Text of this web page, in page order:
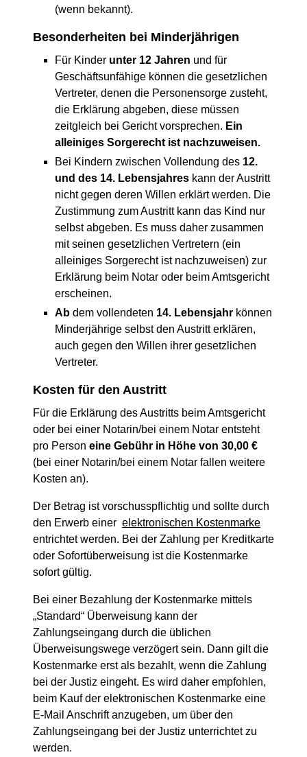
(wenn bekannt).
Besonderheiten bei Minderjährigen
Für Kinder unter 12 Jahren und für
Geschäftsunfähige können die gesetzlichen
Vertreter, denen die Personensorge zusteht,
die Erklärung abgeben, diese müssen
zeitgleich bei Gericht vorsprechen. Ein
alleiniges Sorgerecht ist nachzuweisen.
Bei Kindern zwischen Vollendung des 12.
und des 14. Lebensjahres kann der Austritt
nicht gegen deren Willen erklärt werden. Die
Zustimmung zum Austritt kann das Kind nur
selbst abgeben. Es muss daher zusammen
mit seinen gesetzlichen Vertretern (ein
alleiniges Sorgerecht ist nachzuweisen) zur
Erklärung beim Notar oder beim Amtsgericht
erscheinen.
Ab dem vollendeten 14. Lebensjahr können
Minderjährige selbst den Austritt erklären,
auch gegen den Willen ihrer gesetzlichen
Vertreter.
Kosten für den Austritt
Für die Erklärung des Austritts beim Amtsgericht
oder bei einer Notarin/bei einem Notar entsteht
pro Person eine Gebühr in Höhe von 30,00 €
(bei einer Notarin/bei einem Notar fallen weitere
Kosten an).
Der Betrag ist vorschusspflichtig und sollte durch
den Erwerb einer elektronischen Kostenmarke
entrichtet werden. Bei der Zahlung per Kreditkarte
oder Sofortüberweisung ist die Kostenmarke
sofort gültig.
Bei einer Bezahlung der Kostenmarke mittels
„Standard“ Überweisung kann der
Zahlungseingang durch die üblichen
Überweisungswege verzögert sein. Dann gilt die
Kostenmarke erst als bezahlt, wenn die Zahlung
bei der Justiz eingeht. Es wird daher empfohlen,
beim Kauf der elektronischen Kostenmarke eine
E-Mail Anschrift anzugeben, um über den
Zahlungseingang bei der Justiz unterrichtet zu
werden.